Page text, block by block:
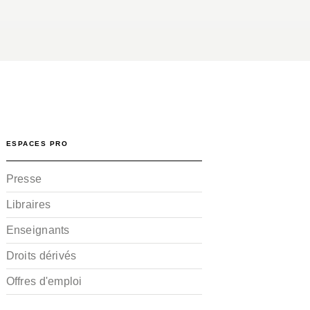
ESPACES PRO
Presse
Libraires
Enseignants
Droits dérivés
Offres d'emploi